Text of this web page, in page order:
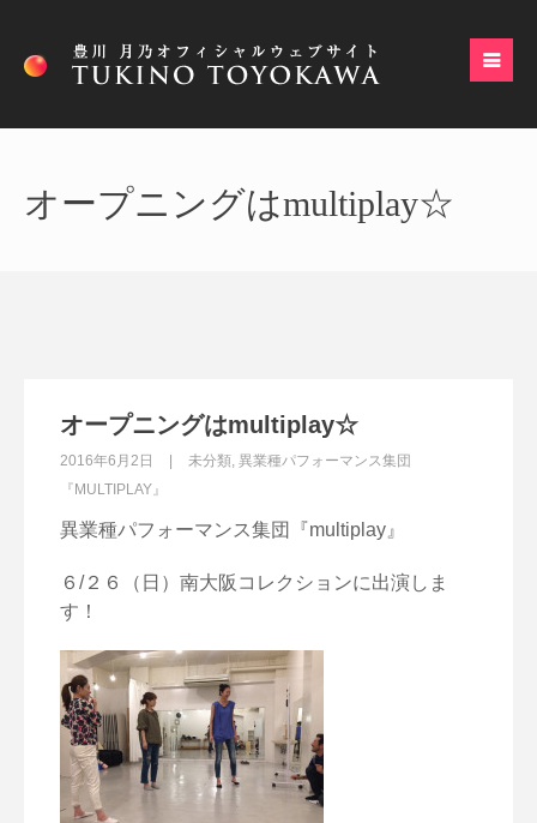
オープニングはmultiplay☆
オープニングはmultiplay☆
2016年6月2日 未分類, 異業種パフォーマンス集団
『MULTIPLAY』
異業種パフォーマンス集団『multiplay』
６/２６（日）南大阪コレクションに出演しま
す！